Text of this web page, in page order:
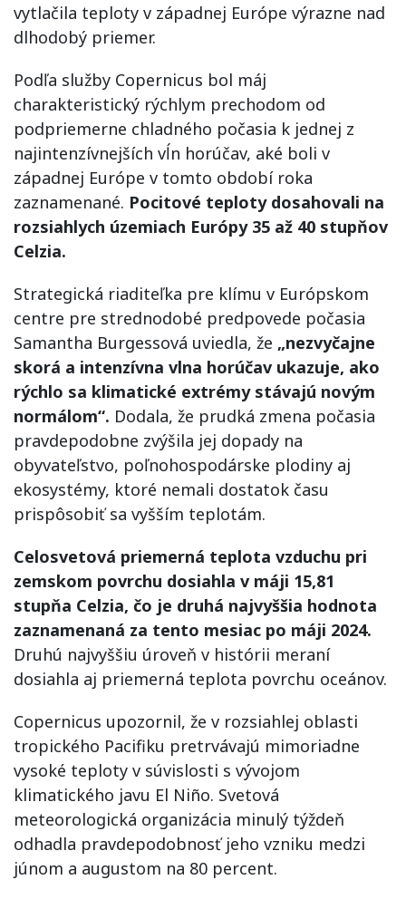
vytlačila teploty v západnej Európe výrazne nad
dlhodobý priemer.
Podľa služby Copernicus bol máj
charakteristický rýchlym prechodom od
podpriemerne chladného počasia k jednej z
najintenzívnejších vĺn horúčav, aké boli v
západnej Európe v tomto období roka
zaznamenané. Pocitové teploty dosahovali na
rozsiahlych územiach Európy 35 až 40 stupňov
Celzia.
Strategická riaditeľka pre klímu v Európskom
centre pre strednodobé predpovede počasia
Samantha Burgessová uviedla, že „nezvyčajne
skorá a intenzívna vlna horúčav ukazuje, ako
rýchlo sa klimatické extrémy stávajú novým
normálom“. Dodala, že prudká zmena počasia
pravdepodobne zvýšila jej dopady na
obyvateľstvo, poľnohospodárske plodiny aj
ekosystémy, ktoré nemali dostatok času
prispôsobiť sa vyšším teplotám.
Celosvetová priemerná teplota vzduchu pri
zemskom povrchu dosiahla v máji 15,81
stupňa Celzia, čo je druhá najvyššia hodnota
zaznamenaná za tento mesiac po máji 2024.
Druhú najvyššiu úroveň v histórii meraní
dosiahla aj priemerná teplota povrchu oceánov.
Copernicus upozornil, že v rozsiahlej oblasti
tropického Pacifiku pretrvávajú mimoriadne
vysoké teploty v súvislosti s vývojom
klimatického javu El Niño. Svetová
meteorologická organizácia minulý týždeň
odhadla pravdepodobnosť jeho vzniku medzi
júnom a augustom na 80 percent.